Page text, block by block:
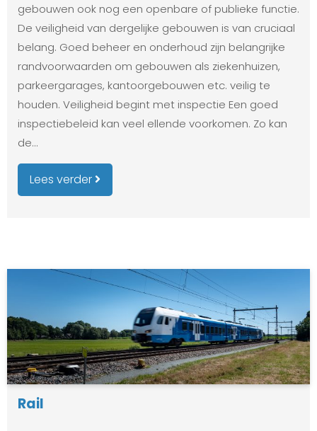
gebouwen ook nog een openbare of publieke functie.
De veiligheid van dergelijke gebouwen is van cruciaal
belang. Goed beheer en onderhoud zijn belangrijke
randvoorwaarden om gebouwen als ziekenhuizen,
parkeergarages, kantoorgebouwen etc. veilig te
houden. Veiligheid begint met inspectie Een goed
inspectiebeleid kan veel ellende voorkomen. Zo kan
de…
Lees verder
Rail